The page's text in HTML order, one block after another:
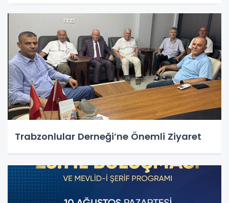
Trabzonlular Derneği’ne Önemli Ziyaret